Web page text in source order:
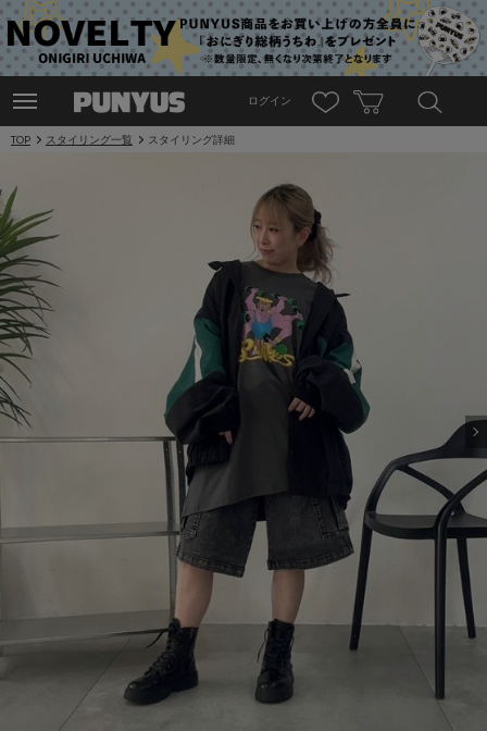
ログイン
TOP スタイリング一覧 スタイリング詳細